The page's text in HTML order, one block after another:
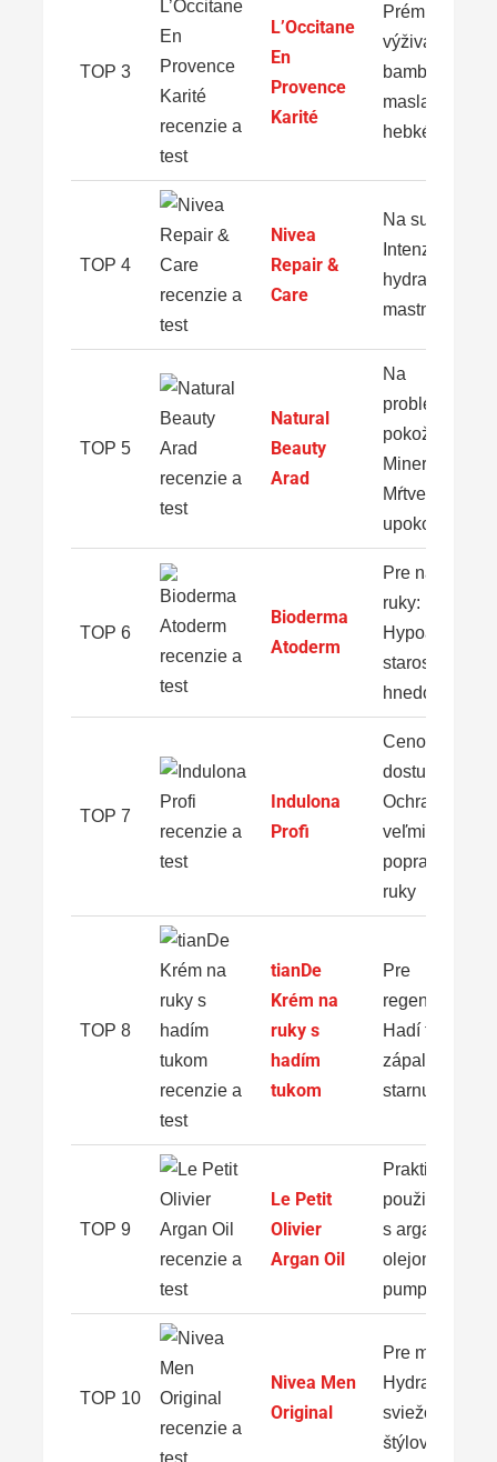
TOP 3
L’Occitane
En
Provence
Karité
Prémiová
výživa: 20 %
bambuckého
masla pre
hebké ruky
TOP 4
Nivea
Repair &
Care
Na suché
Intenzívna
hydratácia bez
mastnoty
TOP 5
Natural
Beauty
Arad
Na
problematickú
pokožku:
Minerály z
Mŕtveho mora
upokojenie
TOP 6
Bioderma
Atoderm
Pre
ruky:
starostlivosť s
hnedou riasou
TOP 7
Indulona
Profi
Cenovo
dostupná:
Ochrana pre
veľmi suché a
popraskané
ruky
TOP 8
tianDe
Krém na
ruky s
hadím
tukom
Pre
regeneráciu:
Hadí tuk proti
zápalom a
starnutiu
TOP 9
Le Petit
Olivier
Argan Oil
Praktické
použitie:
s arganovým
olejom a
pumpičkou
TOP 10
Nivea Men
Original
Pre mužov:
Hydratácia a
sviežosť v
štýlovom